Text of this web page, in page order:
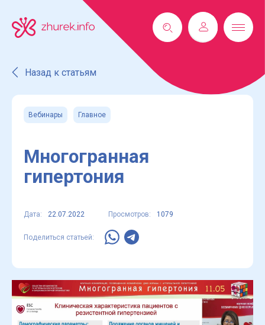
Назад к статьям
Вебинары Главное
Многогранная
гипертония
Дата: 22.07.2022 Просмотров: 1079
Поделиться статьей: